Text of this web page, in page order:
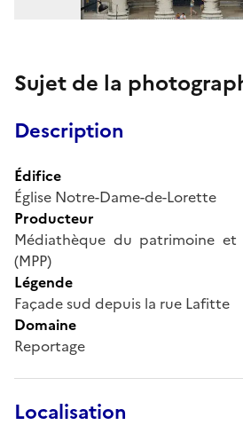
Sujet de la
Description
Édifice
Église Notre-Dame-de-Lorette
Producteur
Médiathèque du patrimoine
(MPP)
Légende
Façade sud depuis la rue Lafitte
Domaine
Reportage
Localisation